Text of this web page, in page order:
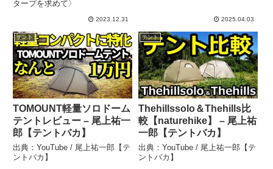
イズはタープ泊に最適すぎ
る！ – カンナバ〈最強ター
タープを求めて〉
2023.12.31
内料理・焚火可 3-4人用テ
トの鏡
2025.04.03
テント
TOMOUNT軽量ソロドーム
テントレビュー – 尾上祐一
郎【テントバカ】
出典：YouTube / 尾上祐一郎【テ
ントバカ】
テント
Thehillssolo＆Thehills比
較【naturehike】 – 尾上祐
一郎【テントバカ】
出典：YouTube / 尾上祐一郎【テ
ントバカ】